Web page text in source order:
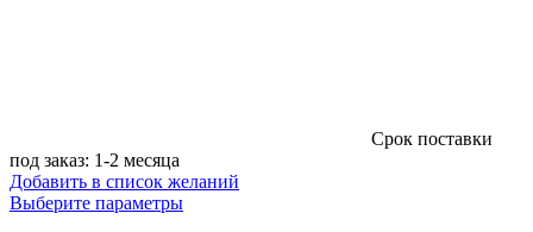
Cрок поставки
под заказ: 1-2 месяца
Добавить в список желаний
Выберите параметрыЭтот